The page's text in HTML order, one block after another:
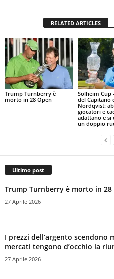
RELATED ARTICLES
Trump Turnberry è
morto in 28 Open
Solheim Cup
del Capitano
Nordqvist:
giocatori e
adattano e si
un doppio
Ultimo post
Trump Turnberry è morto in 28
27 Aprile 2026
I prezzi dell’argento scendono
mercati tengono d’occhio la
27 Aprile 2026